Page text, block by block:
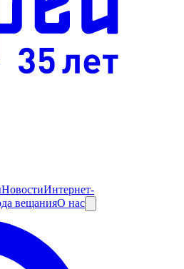
НовостиИнтернет-
вещанияО нас